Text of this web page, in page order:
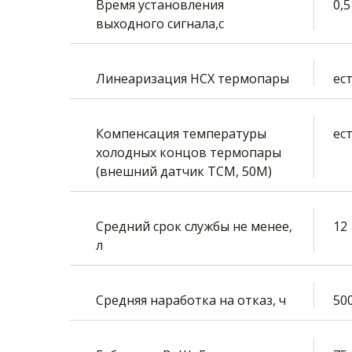
Время установления
выходного сигнала,с
0,5
Линеаризация НСХ термопары
Компенсация температуры
холодных концов термопары
(внешний датчик ТСМ, 50М)
Средний срок службы не менее,
л
12
Средняя наработка на отказ, ч